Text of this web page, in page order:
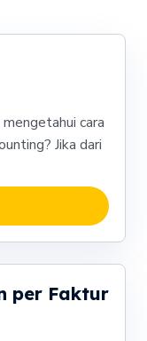
cara
Jika dari
per Faktur